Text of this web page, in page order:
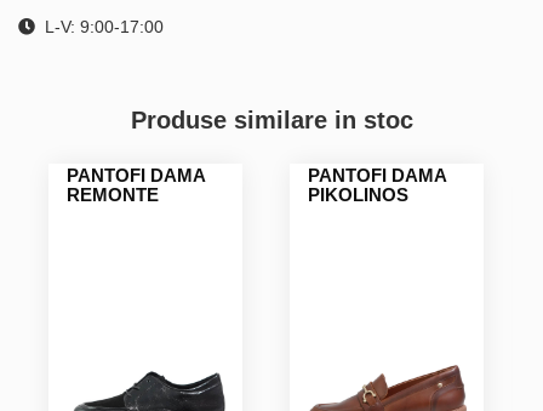
L-V: 9:00-17:00
Produse similare in stoc
PANTOFI DAMA
REMONTE
PANTOFI DAMA
PIKOLINOS